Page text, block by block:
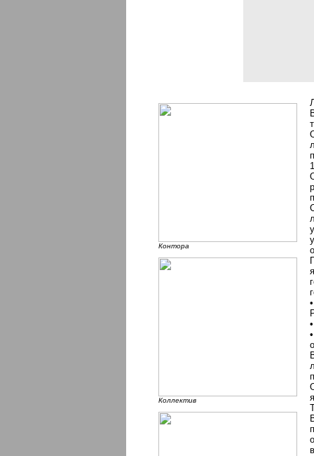
Контора
Коллектив